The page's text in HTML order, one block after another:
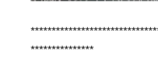
***************